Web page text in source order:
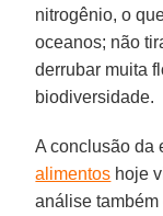
nitrogênio, o
oceanos; não
derrubar muita
biodiversidade.
A conclusão da
alimentos hoje
análise